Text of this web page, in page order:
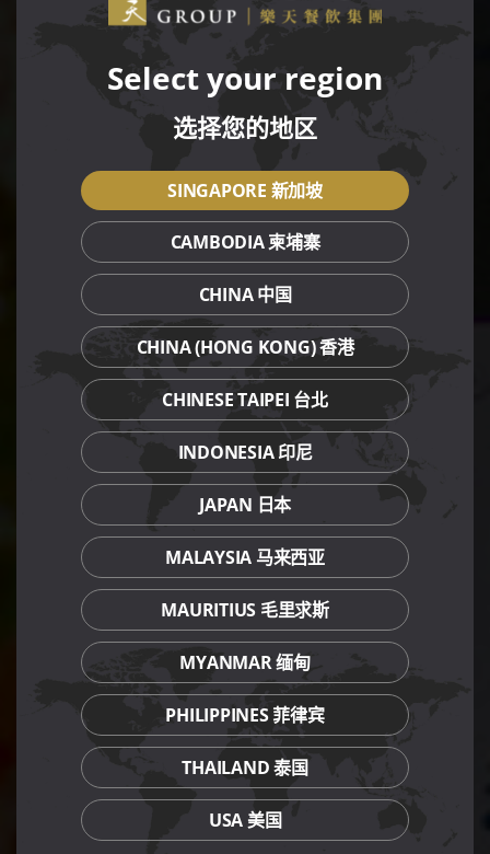
Select your region
选择您的地区
SINGAPORE 新加坡
CAMBODIA 柬埔寨
CHINA 中国
CHINA (HONG KONG) 香港
CHINESE TAIPEI 台北
INDONESIA 印尼
JAPAN 日本
MALAYSIA 马来西亚
MAURITIUS 毛里求斯
MYANMAR 缅甸
PHILIPPINES 菲律宾
THAILAND 泰国
USA 美国